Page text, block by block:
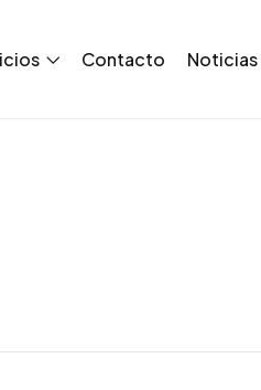
Contacto Noticias